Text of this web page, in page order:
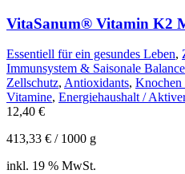
VitaSanum® Vitamin K2
Essentiell für ein gesundes Leben,
Immunsystem & Saisonale Balance
Zellschutz, Antioxidants, Knochen
Vitamine, Energiehaushalt /
12,40 €
413,33 € / 1000 g
inkl. 19 % MwSt.